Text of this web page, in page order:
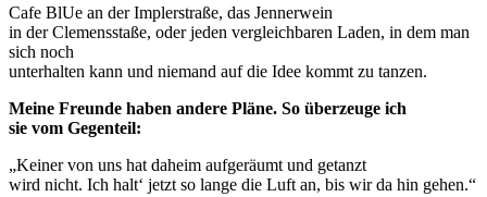
Cafe BlUe an der Implerstraße, das Jennerwein
in der Clemensstaße, oder jeden vergleichbaren Laden, in dem man
sich noch
unterhalten kann und niemand auf die Idee kommt zu tanzen.
Meine Freunde haben andere Pläne. So überzeuge ich
sie vom Gegenteil:
„Keiner von uns hat daheim aufgeräumt und getanzt
wird nicht. Ich halt‘ jetzt so lange die Luft an, bis wir da hin gehen.“